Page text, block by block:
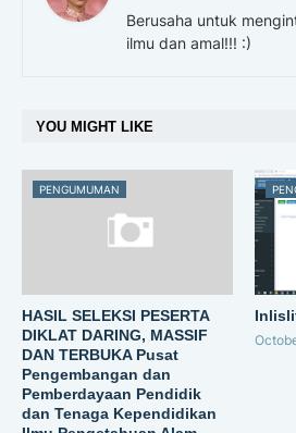
Berusaha untuk
ilmu dan amal!!! :)
YOU MIGHT LIKE
PENGUMUMAN
HASIL SELEKSI PESERTA
DIKLAT DARING, MASSIF
DAN TERBUKA Pusat
Pengembangan dan
Pemberdayaan Pendidik
dan Tenaga Kependidikan